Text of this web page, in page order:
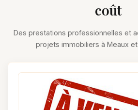
coût
Des prestations professionnelles et
projets immobiliers à Meaux